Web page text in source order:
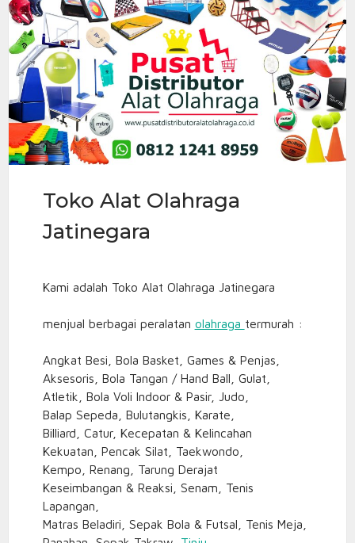
Toko Alat Olahraga
Jatinegara
Kami adalah Toko Alat Olahraga Jatinegara
menjual berbagai peralatan olahraga termurah :
Angkat Besi, Bola Basket, Games & Penjas,
Aksesoris, Bola Tangan / Hand Ball, Gulat,
Atletik, Bola Voli Indoor & Pasir, Judo,
Balap Sepeda, Bulutangkis, Karate,
Billiard, Catur, Kecepatan & Kelincahan
Kekuatan, Pencak Silat, Taekwondo,
Kempo, Renang, Tarung Derajat
Keseimbangan & Reaksi, Senam, Tenis
Lapangan,
Matras Beladiri, Sepak Bola & Futsal, Tenis Meja,